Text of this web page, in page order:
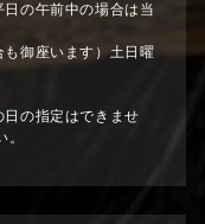
の午前中の場合は当
も御座います）土日曜
の指定はできませ